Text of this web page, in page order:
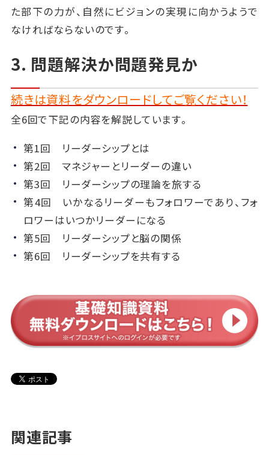
た部下の力が、自然にビジョンの実現に向かうようで
なければならないのです。
3. 問題解決か問題発見か
続きは資料をダウンロードしてご覧ください！
全6回で下記の内容を解説しています。
第1回 リーダーシップとは
第2回 マネジャーとリーダーの違い
第3回 リーダーシップの理論を旅する
第4回 いかなるリーダーもフォロワーであり、フォ
ロワーはいつかリーダーになる
第5回 リーダーシップと脳の関係
第6回 リーダーシップを共有する
関連記事